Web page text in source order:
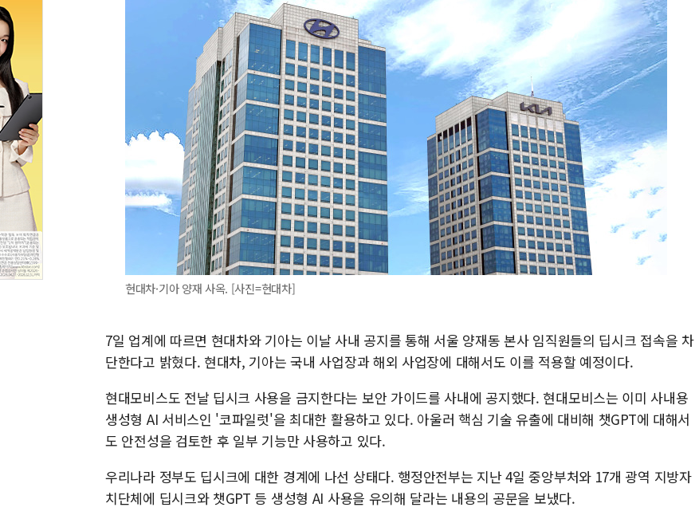
현대차·기아 양재 사옥. [사진=현대차]
7일 업계에 따르면 현대차와 기아는 이날 사내 공지를 통해 서울 양재동 본사 임직원들의 딥시크 접속을 차
단한다고 밝혔다. 현대차, 기아는 국내 사업장과 해외 사업장에 대해서도 이를 적용할 예정이다.
현대모비스도 전날 딥시크 사용을 금지한다는 보안 가이드를 사내에 공지했다. 현대모비스는 이미 사내용
생성형 AI 서비스인 '코파일럿'을 최대한 활용하고 있다. 아울러 핵심 기술 유출에 대비해 챗GPT에 대해서
도 안전성을 검토한 후 일부 기능만 사용하고 있다.
우리나라 정부도 딥시크에 대한 경계에 나선 상태다. 행정안전부는 지난 4일 중앙부처와 17개 광역 지방자
치단체에 딥시크와 챗GPT 등 생성형 AI 사용을 유의해 달라는 내용의 공문을 보냈다.